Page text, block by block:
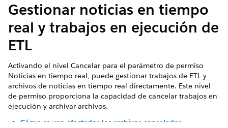
Gestionar noticias en tiempo
real y trabajos en ejecución de
ETL
Activando el nivel Cancelar para el parámetro de permiso
Noticias en tiempo real, puede gestionar trabajos de ETL y
archivos de noticias en tiempo real directamente. Este nivel
de permiso proporciona la capacidad de cancelar trabajos en
ejecución y archivar archivos.
Cómo se ven afectados los archivos cancelados